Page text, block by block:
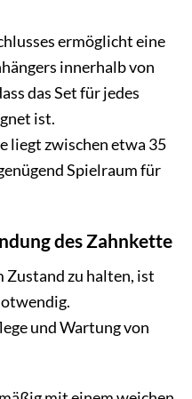
ermöglicht eine
innerhalb von
das Set für jedes
ist.
liegt zwischen etwa 35
Spielraum für
des Zahnkette
Zustand zu halten, ist
und Wartung von